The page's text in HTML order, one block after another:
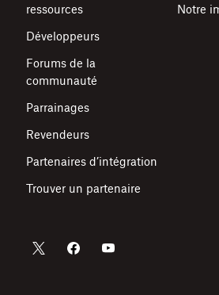
ressources
Développeurs
Forums de la
communauté
Parrainages
Revendeurs
Partenaires d’intégration
Trouver un partenaire
Notre